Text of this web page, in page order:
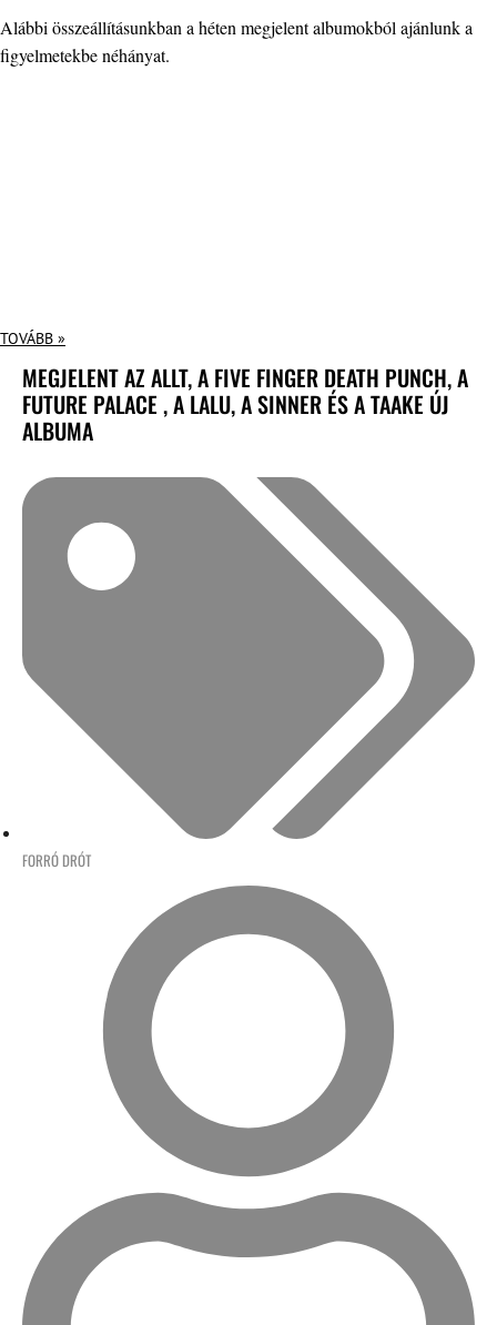
Alábbi összeállításunkban a héten megjelent albumokból ajánlunk a
figyelmetekbe néhányat.
TOVÁBB »
MEGJELENT AZ ALLT, A FIVE FINGER DEATH PUNCH, A
FUTURE PALACE , A LALU, A SINNER ÉS A TAAKE ÚJ
ALBUMA
FORRÓ DRÓT